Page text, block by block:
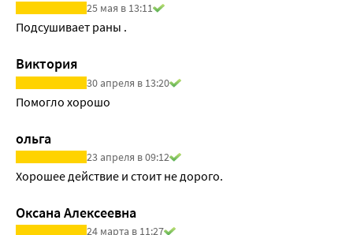
25 мая в 13:11
Подсушивает раны .
Виктория
30 апреля в 13:20
Помогло хорошо
ольга
23 апреля в 09:12
Хорошее действие и стоит не дорого.
Оксана Алексеевна
24 марта в 11:27